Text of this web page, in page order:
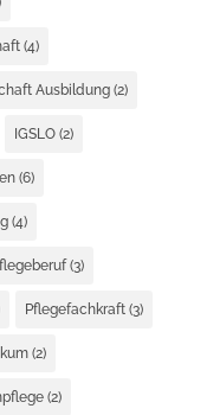
(4)
Ausbildung(2)
IGSLO(2)
(6)
(4)
(3)
Pflegefachkraft(3)
(2)
(2)